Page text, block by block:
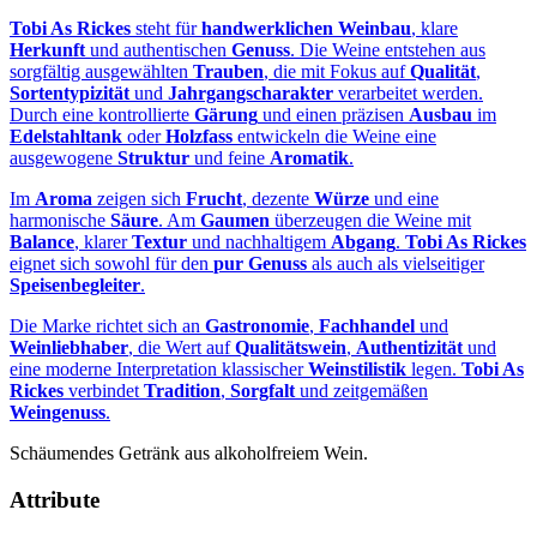
Tobi As Rickes steht fürhandwerklichen Weinbau, klare
Herkunft und authentischen Genuss. Die Weine entstehen aus
sorgfältig ausgewählten Trauben, die mit Fokus aufQualität,
Sortentypizität und Jahrgangscharakter verarbeitet werden.
Durch eine kontrollierte Gärung und einen präzisen Ausbau im
Edelstahltank oderHolzfass entwickeln die Weine eine
ausgewogene Struktur und feine Aromatik.
Im Aroma zeigen sich Frucht, dezente Würze und eine
harmonische Säure. Am Gaumen überzeugen die Weine mit
Balance, klarerTextur und nachhaltigem Abgang. Tobi As Rickes
eignet sich sowohl für den pur Genuss als auch als vielseitiger
Speisenbegleiter.
Die Marke richtet sich an Gastronomie, Fachhandel und
Weinliebhaber, die Wert aufQualitätswein, Authentizität und
eine moderne Interpretation klassischerWeinstilistik legen. Tobi As
Rickes verbindet Tradition, Sorgfalt und zeitgemäßen
Weingenuss.
Schäumendes Getränk aus alkoholfreiem Wein.
Attribute